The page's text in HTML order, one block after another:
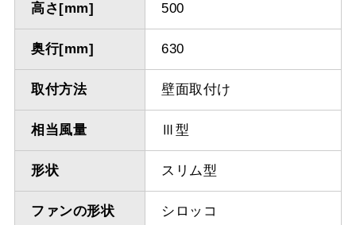
高さ[mm] 500
奥行[mm] 630
取付方法 壁面取付け
相当風量 Ⅲ型
形状 スリム型
ファンの形状 シロッコ